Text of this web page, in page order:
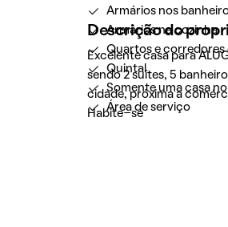
Descrição do
Excelente casa para
sendo 2 suítes, 5
cidade, próxima a
Habite-se
Armários nos
Armários na cozinha
Quartos e corredores
Quintal
Somente uma casa
Área de serviço